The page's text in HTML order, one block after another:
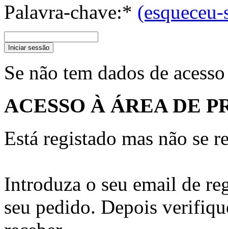
Palavra-chave:* (esqueceu-
Iniciar sessão
Se não tem dados de
ACESSO À ÁREA DE
Está registado mas não se
Introduza o seu email de
seu pedido. Depois